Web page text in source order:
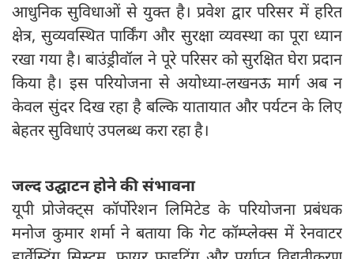
आधुनिक सुविधाओं से युक्त है। प्रवेश द्वार परिसर में हरित
क्षेत्र, सुव्यवस्थित पार्किंग और सुरक्षा व्यवस्था का पूरा ध्यान
रखा गया है। बाउंड्रीवॉल ने पूरे परिसर को सुरक्षित घेरा प्रदान
किया है। इस परियोजना से अयोध्या-लखनऊ मार्ग अब न
केवल सुंदर दिख रहा है बल्कि यातायात और पर्यटन के लिए
बेहतर सुविधाएं उपलब्ध करा रहा है।
जल्द उद्घाटन होने की संभावना
यूपी प्रोजेक्ट्स कॉर्पोरेशन लिमिटेड के परियोजना प्रबंधक
मनोज कुमार शर्मा ने बताया कि गेट कॉम्प्लेक्स में रेनवाटर